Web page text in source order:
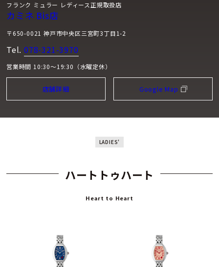
フランク ミュラー レディース正規取扱店
カミネ Bis店
〒650-0021 神戸市中央区三宮町3丁目1-2
Tel. 078-321-3970
営業時間 10:30～19:30（水曜定休）
店舗詳細 Google Map
LADIES'
ハートトゥハート
Heart to Heart